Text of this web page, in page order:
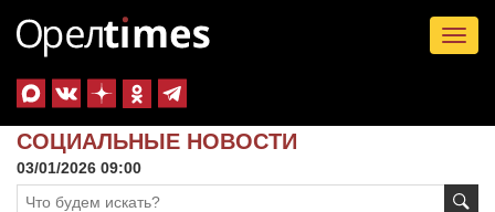
СОЦИАЛЬНЫЕ НОВОСТИ
03/01/2026 09:00